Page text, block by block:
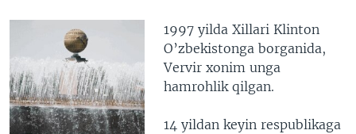
1997 yilda Xillari Klinton
O’zbekistonga borganida,
Vervir xonim unga
hamrohlik qilgan.
14 yildan keyin respublikaga